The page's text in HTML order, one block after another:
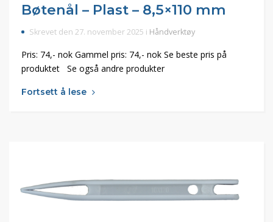
Bøtenål – Plast – 8,5×110 mm
Skrevet den 27. november 2025 i Håndverktøy
Pris: 74,- nok Gammel pris: 74,- nok Se beste pris på
produktet Se også andre produkter
Fortsett å lese